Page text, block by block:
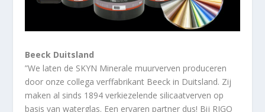
Beeck Duitsland
”We laten de SKYN Minerale muurverven produceren
door onze collega verffabrikant Beeck in Duitsland. Zij
maken al sinds 1894 verkiezelende silicaatverven op
basis van waterglas. Een ervaren partner dus! Bij RIGO